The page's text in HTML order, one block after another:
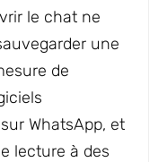
le chat ne
une
de
WhatsApp, et
lecture à des